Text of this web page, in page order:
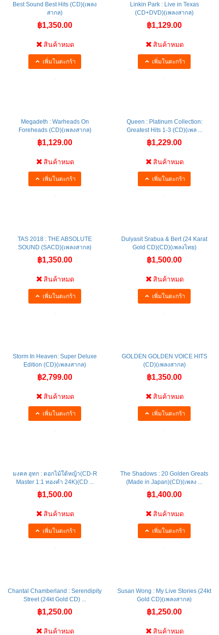
Best Sound Best Hits (CD)(เพลง
สากล)
฿1,350.00
สินค้าหมด
เพิ่มในตะกร้า
Linkin Park : Live in Texas
(CD+DVD)(เพลงสากล)
฿1,129.00
สินค้าหมด
เพิ่มในตะกร้า
Megadeth : Warheads On
Foreheads (CD)(เพลงสากล)
฿1,129.00
สินค้าหมด
เพิ่มในตะกร้า
Queen : Platinum Collection:
Greatest Hits 1-3 (CD)(เพล ...
฿1,229.00
สินค้าหมด
เพิ่มในตะกร้า
TAS 2018 : THE ABSOLUTE
SOUND (SACD)(เพลงสากล)
฿1,350.00
สินค้าหมด
เพิ่มในตะกร้า
Dulyasit Srabua & Bert (24 Karat
Gold CD)(CD)(เพลงไทย)
฿1,500.00
สินค้าหมด
เพิ่มในตะกร้า
Storm In Heaven: Super Deluxe
Edition (CD)(เพลงสากล)
฿2,799.00
สินค้าหมด
เพิ่มในตะกร้า
GOLDEN GOLDEN VOICE HITS
(CD)(เพลงสากล)
฿1,350.00
สินค้าหมด
เพิ่มในตะกร้า
มงคล อุทก : ดอกไม้ใต้หญ้า(CD-R
Master 1:1 ทองคำ 24K)(CD ...
฿1,500.00
สินค้าหมด
เพิ่มในตะกร้า
The Shadows : 20 Golden Greats
(Made in Japan)(CD)(เพลง ...
฿1,400.00
สินค้าหมด
เพิ่มในตะกร้า
Chantal Chamberland : Serendipity
Street (24kt Gold CD) ...
฿1,250.00
สินค้าหมด
Susan Wong : My Live Stories (24kt
Gold CD)(เพลงสากล)
฿1,250.00
สินค้าหมด